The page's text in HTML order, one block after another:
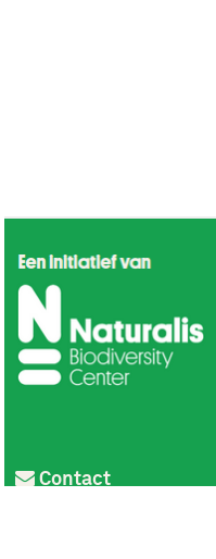
Contact